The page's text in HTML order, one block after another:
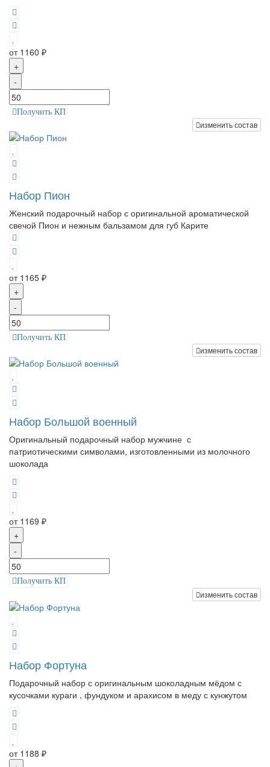
от 1160 ₽
+
-
Получить КП
изменить состав
Набор Пион
Женский подарочный набор с оригинальной ароматической
свечой Пион и нежным бальзамом для губ Карите
от 1165 ₽
+
-
Получить КП
изменить состав
Набор Большой военный
Оригинальный подарочный набор мужчине с
патриотическими символами, изготовленными из молочного
шоколада
от 1169 ₽
+
-
Получить КП
изменить состав
Набор Фортуна
Подарочный набор с оригинальным шоколадным мёдом с
кусочками кураги , фундуком и арахисом в меду с кунжутом
от 1188 ₽